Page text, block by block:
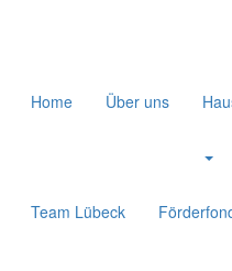
überspringen
Home Über uns
Team Lübeck